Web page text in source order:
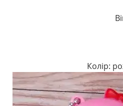
Колір: